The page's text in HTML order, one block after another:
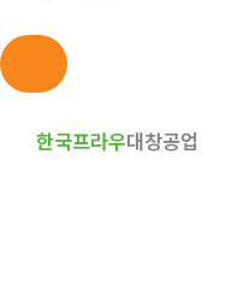
한국프라우대창공업